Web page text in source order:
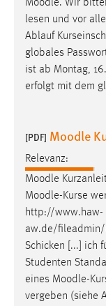
Moodle. Wir
lesen und vor
Ablauf
globales
ist ab Montag,
erfolgt mit dem
[PDF] Moodle
Relevanz:
Moodle
Moodle-Kurse
http://www.haw-
aw.de/
Schicken [...] ich
Studenten
eines Moodle-
vergeben (siehe
Wird
Cookie
Jahre,
fe_user,
Zweck:
Dieser
einloggen zu
Cookie
24 Stunden